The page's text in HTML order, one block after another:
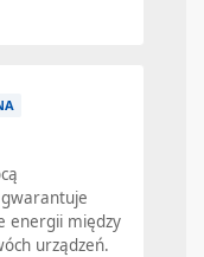
energii między
urządzeń.